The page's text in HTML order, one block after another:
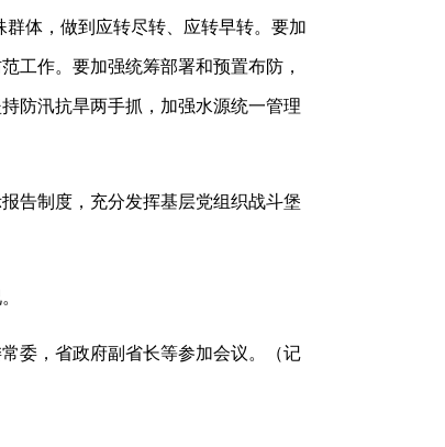
体，做到应转尽转、应转早转。要加
工作。要加强统筹部署和预置布防，
防汛抗旱两手抓，加强水源统一管理
告制度，充分发挥基层党组织战斗堡
委，省政府副省长等参加会议。（记